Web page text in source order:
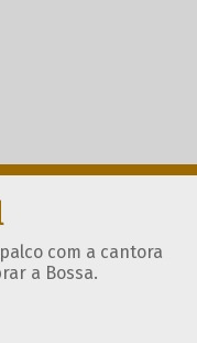
com a cantora
a Bossa.